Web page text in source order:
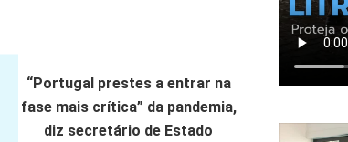
“Portugal prestes a entrar na
fase mais crítica” da pandemia,
diz secretário de Estado